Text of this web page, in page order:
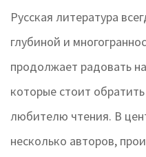
Русская литература
глубиной и
продолжает радовать
которые стоит
любителю чтения. В
несколько авторов,